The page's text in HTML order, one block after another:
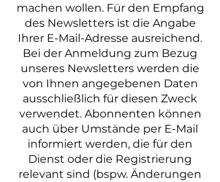
machen wollen. Für den Empfang
des Newsletters ist die Angabe
Ihrer E-Mail-Adresse ausreichend.
Bei der Anmeldung zum Bezug
unseres Newsletters werden die
von Ihnen angegebenen Daten
ausschließlich für diesen Zweck
verwendet. Abonnenten können
auch über Umstände per E-Mail
informiert werden, die für den
Dienst oder die Registrierung
relevant sind (bspw. Änderungen